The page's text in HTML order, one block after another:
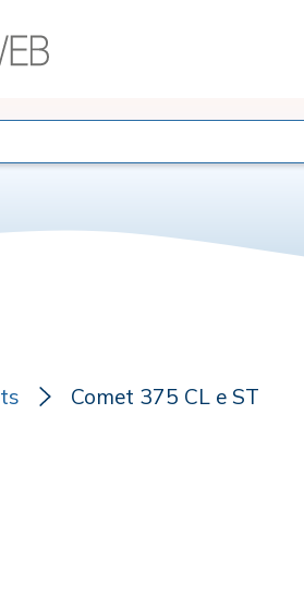
Comet 375 CL e ST